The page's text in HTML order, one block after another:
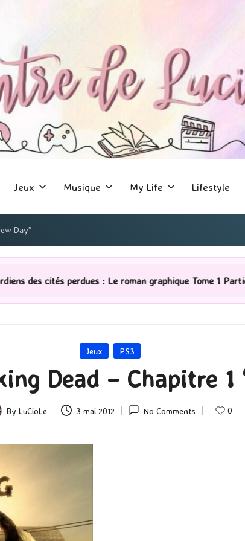
Jeux Musique My Life Lifestyle
Day”
Le roman graphique Tome 1 Partie 2 [Série
Posted
Jeux PS3
Dead – Chapitre 1
By LuCioLe 3 mai 2012 No Comments 0